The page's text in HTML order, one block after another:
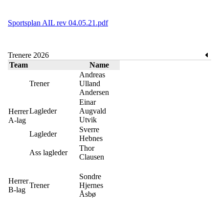
Sportsplan AIL rev 04.05.21.pdf
Trenere 2026
Team
Name
Herrer
A-lag
Trener
Andreas
Ulland
Andersen
Lagleder
Einar
Augvald
Utvik
Lagleder
Sverre
Hebnes
Ass lagleder
Thor
Clausen
Herrer
B-lag
Trener
Sondre
Hjernes
Åsbø